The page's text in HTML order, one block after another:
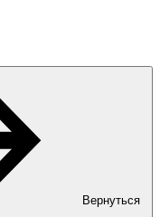
Вернуться